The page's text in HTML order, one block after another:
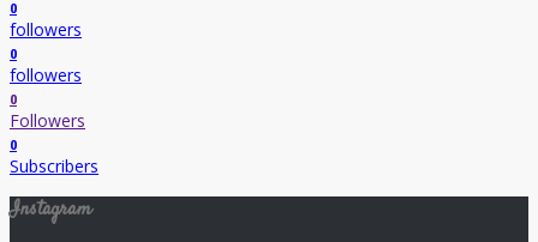
0
followers
0
followers
0
Followers
0
Subscribers
Instagram